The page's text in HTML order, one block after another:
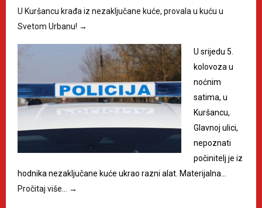
U Kuršancu krađa iz nezaključane kuće, provala u kuću u
Svetom Urbanu! →
U srijedu 5.
kolovoza u
noćnim
satima, u
Kuršancu,
Glavnoj ulici,
nepoznati
počinitelj je iz
hodnika nezaključane kuće ukrao razni alat. Materijalna…
Pročitaj više…
→